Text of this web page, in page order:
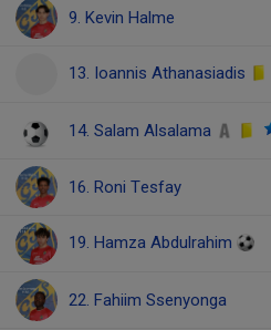
9. Kevin Halme
13. Ioannis Athanasiadis
14. Salam Alsalama
16. Roni Tesfay
19. Hamza Abdulrahim
22. Fahiim Ssenyonga